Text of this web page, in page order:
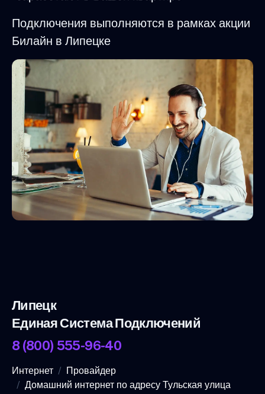
Подключения выполняются в рамках акции
Билайн в Липецке
Липецк
Единая Система Подключений
8 (800) 555-96-40
Интернет
Провайдер
Домашний интернет по адресу Тульская улица